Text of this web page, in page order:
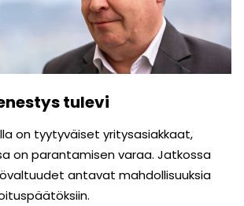
tulevi
on tyytyväiset yritysasiakkaat,
on parantamisen varaa. Jatkossa
antavat mahdollisuuksia